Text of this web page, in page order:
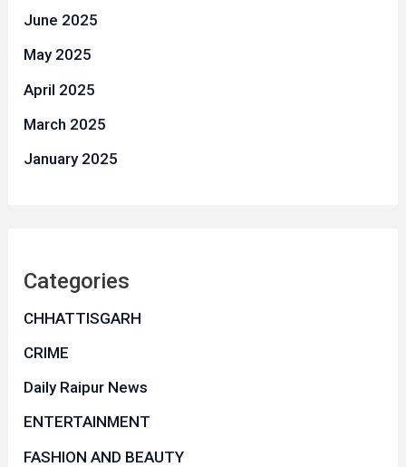
June 2025
May 2025
April 2025
March 2025
January 2025
Categories
CHHATTISGARH
CRIME
Daily Raipur News
ENTERTAINMENT
FASHION AND BEAUTY